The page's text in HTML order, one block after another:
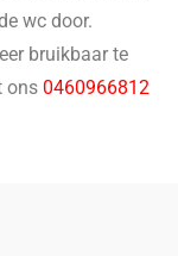
wc door.
bruikbaar te
ons 0460966812